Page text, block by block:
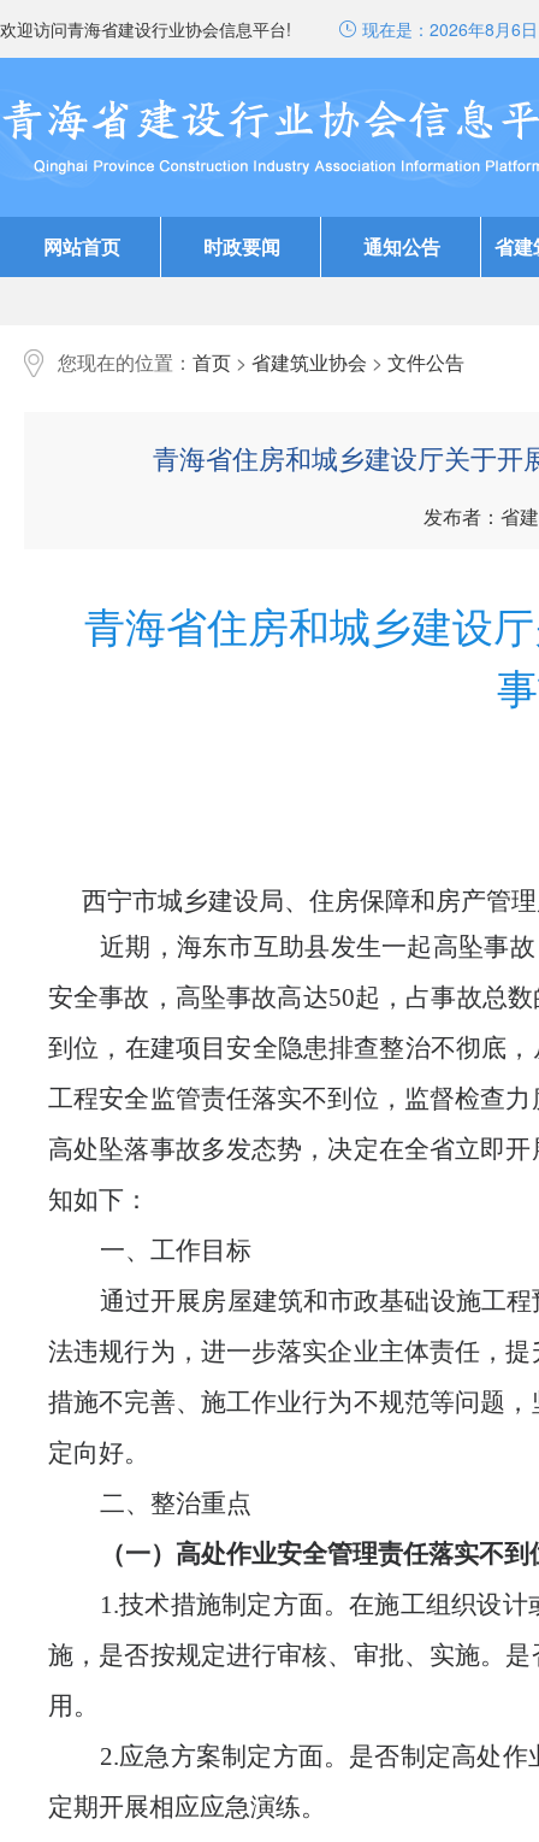
欢迎访问青海省建设行业协会信息平台! 现在是： 2026年8月6
网站首页 时政要闻 通知公告 省建
您现在的位置： 首页 > 省建筑业协会 > 文件公告
青海省住房和城乡建设厅关于开
发布者：省
青海省住房和城乡建设
西宁市城乡建设局、住房保障和房产管
近期，海东市互助县发生一起高坠事
安全事故，高坠事故高达50起，占事故总
到位，在建项目安全隐患排查整治不彻底
工程安全监管责任落实不到位，监督检查
高处坠落事故多发态势，决定在全省立即
知如下 ：
一、工作目标
通过开展房屋建筑和市政基础设施工
法违规行为，进一步落实企业主体责任，
措施不完善、施工作业行为不规范等问题
定向好。
二、 整治重点
（一） 高处作业安全管理责任落实不到
1.技术措施制 定方面。在施工组织设
施，是否按规定进行审核、审批、实施。
用 。
2.应急方案制定方面。是否制定高处
定期开展相应应急演练。